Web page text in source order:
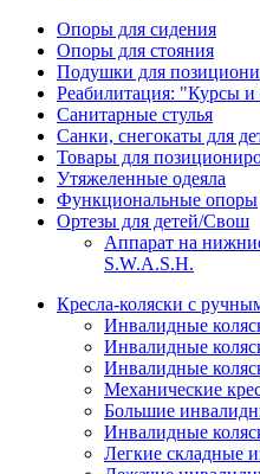
Опоры для сидения
Опоры для стояния
Подушки для
Реабилитация: "Курсы и
Санитарные стулья
Санки, снегокаты для
Товары для
Утяжеленные одеяла
Функциональные опоры
Ортезы для детей/Свош
Аппарат на
S.W.A.S.H.
Кресла-коляски с
Инвалидные
Инвалидные
Инвалидные
Механические
Большие
Инвалидные
Легкие складные